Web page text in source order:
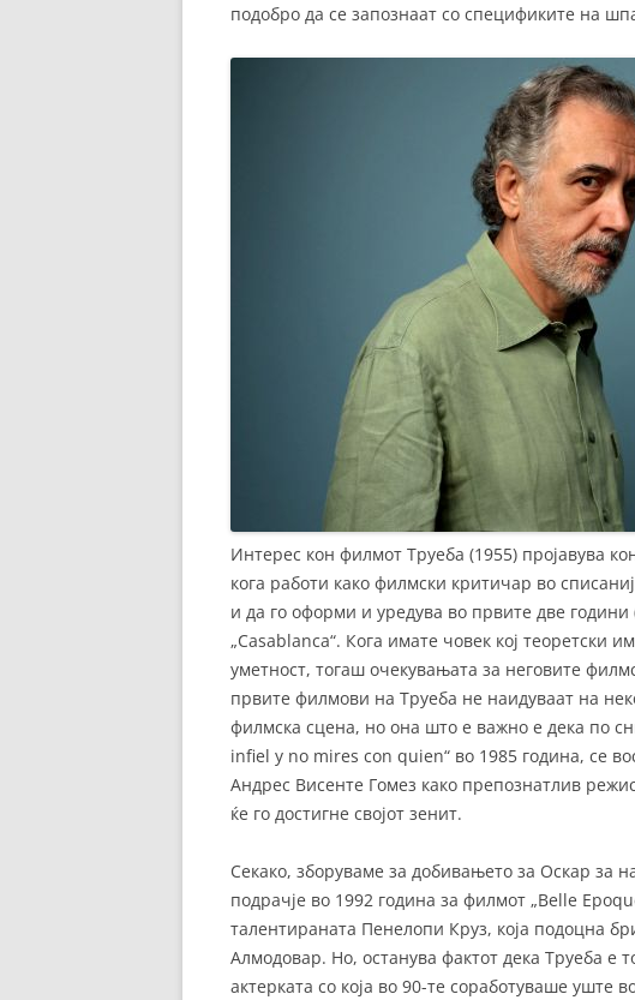
b
o
n
g
подобро да се запознаат со спецификите на
Интерес кон филмот Труеба (1955) пројавува
кога работи како филмски критичар во
и да го оформи и уредува во првите две
„Casablanca“. Кога имате човек кој теоретски
уметност, тогаш очекувањата за неговите
првите филмови на Труеба не наидуваат на
филмска сцена, но она што е важно е дека по
infiel y no mires con quien“ во 1985 година, се
Андрес Висенте Гомез како препознатлив
ќе го достигне својот зенит.
Секако, зборуваме за добивањето за Оскар за
подрачје во 1992 година за филмот „Belle
талентираната Пенелопи Круз, која подоцна
Алмодовар. Но, останува фактот дека Труеба е
актерката со која во 90-те соработуваше уште